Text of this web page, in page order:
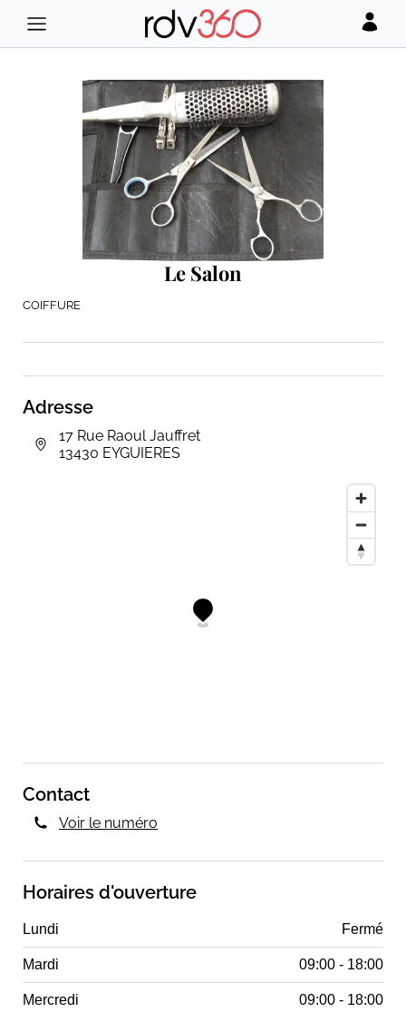
Adresse
17 Rue Raoul Jauffret
13430 EYGUIERES
Contact
Voir le numéro
Horaires d'ouverture
Lundi Fermé
Mardi 09:00 - 18:00
Mercredi 09:00 - 18:00
Le Salon
COIFFURE